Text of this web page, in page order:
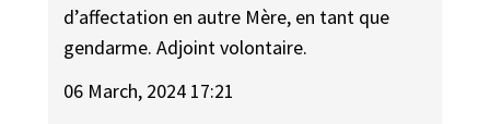
d’affectation en autre Mère, en tant que
gendarme. Adjoint volontaire.
06 March, 2024 17:21